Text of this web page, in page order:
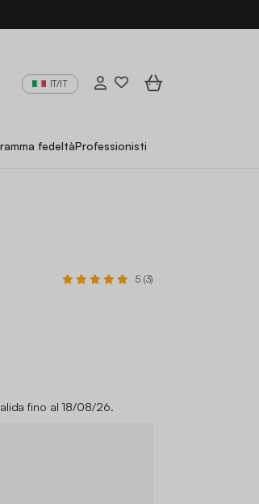
IT/IT
fedeltàProfessionisti
5 (3)
fino al 18/08/26.